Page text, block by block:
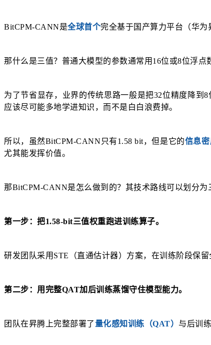
BitCPM-CANN是全球首个完全基于国产算力平台（华为
那什么是三值？普通大模型的参数通常用16位或8位浮
为了节省显存，业界的传统思路一般是把32位精度降
应该尽可能多地学进知识，而不是白白浪费掉。
所以，虽然BitCPM-CANN只有1.58 bit，但是它的信息
尤其能发挥价值。
那BitCPM-CANN是怎么做到的？其技术路线可以划分为
第一步：把1.58-bit三值权重跑进训练算子。
研发团队采用STE（直通估计器）方案，在训练阶段保
第二步：用完整QAT加后训练蒸馏守住模型能力。
团队在昇腾上完整部署了量化感知训练（QAT） 与后训